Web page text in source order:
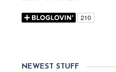
NEWEST STUFF